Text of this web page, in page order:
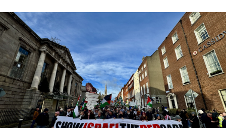
PODCAST
NEWSLETTER
I MIEI PREFERITI